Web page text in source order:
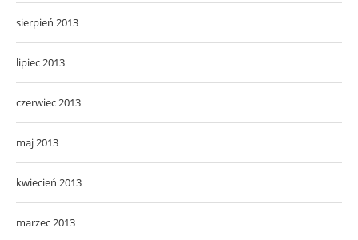
sierpień 2013
lipiec 2013
czerwiec 2013
maj 2013
kwiecień 2013
marzec 2013